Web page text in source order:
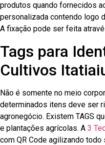
produtos quando fornecidos
personalizada contendo logo
A fixação pode ser feita
Tags para
Cultivos
Não é somente no meio
determinados itens deve ser
agronegócio. Existem TAGS
e plantações agrícolas. A 3
com QR Code agilizando